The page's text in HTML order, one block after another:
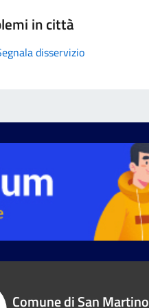
in città
disservizio
Comune di San Martino